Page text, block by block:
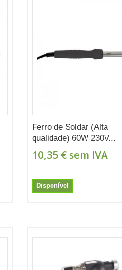
Ferro de Soldar (Alta
qualidade) 60W 230V...
10,35 €sem IVA
Disponível